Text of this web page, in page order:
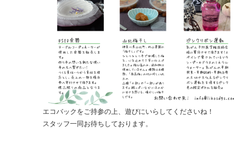
エコバックをご持参の上、遊びにいらしてくださいね！
スタッフ一同お待ちしております。